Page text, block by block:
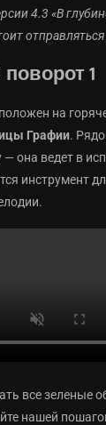
4.3 «В
1
на
Графии.
— она ведет в
инструмент
все зеленые
нашей